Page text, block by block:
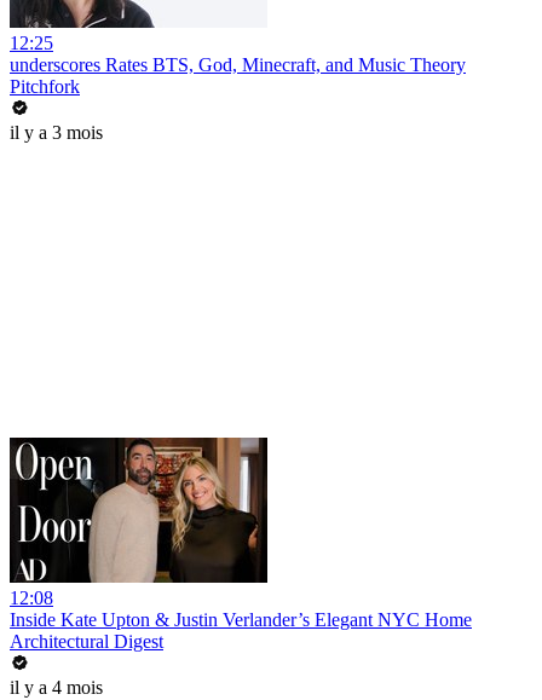
12:25
underscores Rates BTS, God, Minecraft, and Music Theory
Pitchfork
il y a 3 mois
12:08
Inside Kate Upton & Justin Verlander’s Elegant NYC Home
Architectural Digest
il y a 4 mois